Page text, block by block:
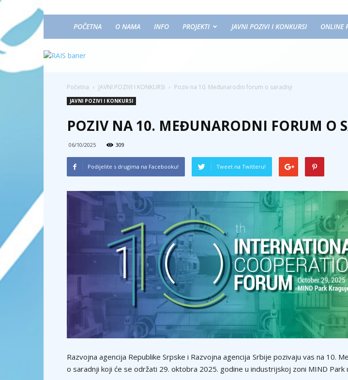
POČETNA O NAMA INFO PROJEKTI JAVNI POZIVI I KONKURSI ONLINE
Početna JAVNI POZIVI I KONKURSI Poziv na 10. Međunarodni forum o saradnji
JAVNI POZIVI I KONKURSI
POZIV NA 10. MEĐUNARODNI FORUM O
06/10/2025 309
Podijelite s drugima na Facebooku! Tweet na Twitteru!
Razvojna agencija Republike Srpske i Razvojna agencija Srbije pozivaju vas na 10.
o saradnji koji će se održati 29. oktobra 2025. godine u industrijskoj zoni MIND Park